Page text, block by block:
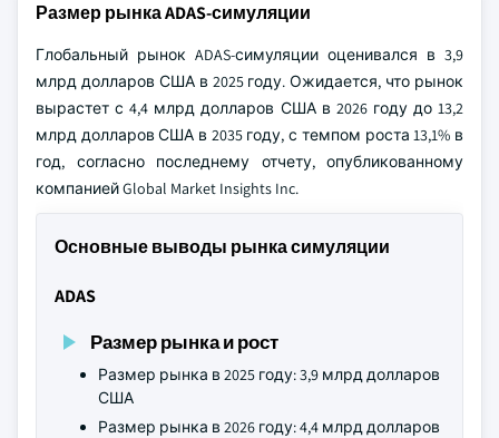
Размер рынка ADAS-симуляции
Глобальный рынок ADAS-симуляции оценивался в 3,9
млрд долларов США в 2025 году. Ожидается, что рынок
вырастет с 4,4 млрд долларов США в 2026 году до 13,2
млрд долларов США в 2035 году, с темпом роста 13,1% в
год, согласно последнему отчету, опубликованному
компанией Global Market Insights Inc.
Основные выводы рынка симуляции
ADAS
Размер рынка и рост
Размер рынка в 2025 году: 3,9 млрд долларов
США
Размер рынка в 2026 году: 4,4 млрд долларов